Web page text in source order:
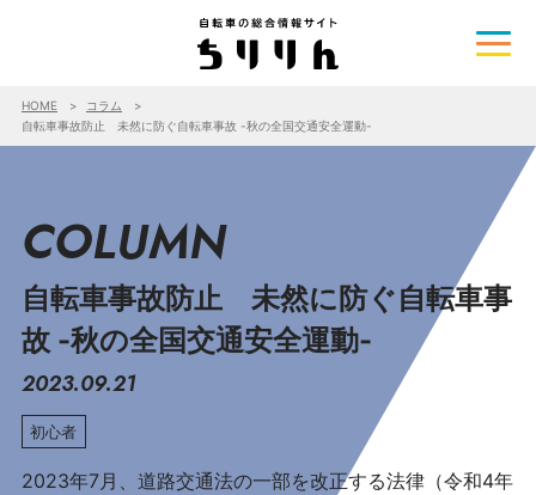
HOME
コラム
自転車事故防止 未然に防ぐ自転車事故 -秋の全国交通安全運動-
COLUMN
自転車事故防止 未然に防ぐ自転車事
故 -秋の全国交通安全運動-
2023.09.21
初心者
2023年7月、道路交通法の一部を改正する法律（令和4年